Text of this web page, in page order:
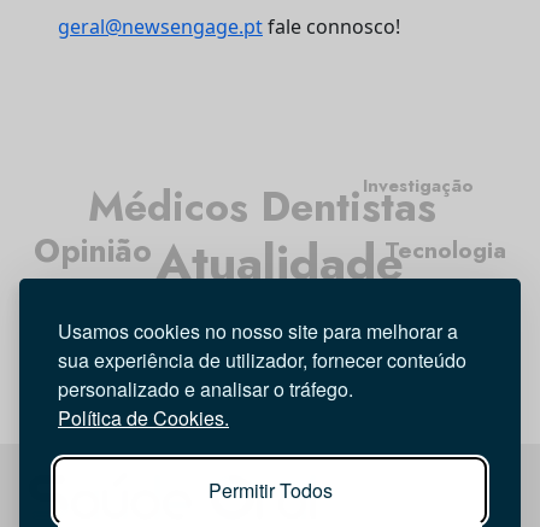
Usamos cookies no nosso site para melhorar a
sua experiência de utilizador, fornecer conteúdo
personalizado e analisar o tráfego.
Política de Cookies.
Permitir Todos
geral@newsengage.ptfale connosco!
Atualidade
Médicos Dentistas
Entrevista
Opinião Tecnologia
Investigação